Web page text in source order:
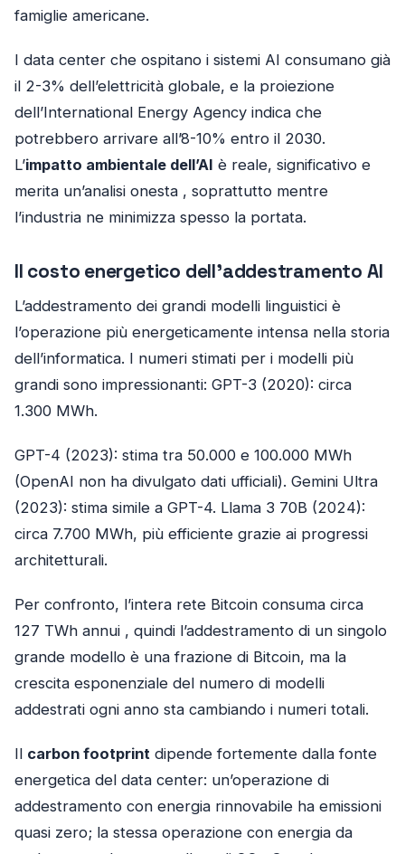
famiglie americane.
I data center che ospitano i sistemi AI consumano già
il 2-3% dell’elettricità globale, e la proiezione
dell’International Energy Agency indica che
potrebbero arrivare all’8-10% entro il 2030.
L’impatto ambientale dell’AI è reale, significativo e
merita un’analisi onesta , soprattutto mentre
l’industria ne minimizza spesso la portata.
Il costo energetico dell’addestramento AI
L’addestramento dei grandi modelli linguistici è
l’operazione più energeticamente intensa nella storia
dell’informatica. I numeri stimati per i modelli più
grandi sono impressionanti: GPT-3 (2020): circa
1.300 MWh.
GPT-4 (2023): stima tra 50.000 e 100.000 MWh
(OpenAI non ha divulgato dati ufficiali). Gemini Ultra
(2023): stima simile a GPT-4. Llama 3 70B (2024):
circa 7.700 MWh, più efficiente grazie ai progressi
architetturali.
Per confronto, l’intera rete Bitcoin consuma circa
127 TWh annui , quindi l’addestramento di un singolo
grande modello è una frazione di Bitcoin, ma la
crescita esponenziale del numero di modelli
addestrati ogni anno sta cambiando i numeri totali.
Il carbon footprint dipende fortemente dalla fonte
energetica del data center: un’operazione di
addestramento con energia rinnovabile ha emissioni
quasi zero; la stessa operazione con energia da